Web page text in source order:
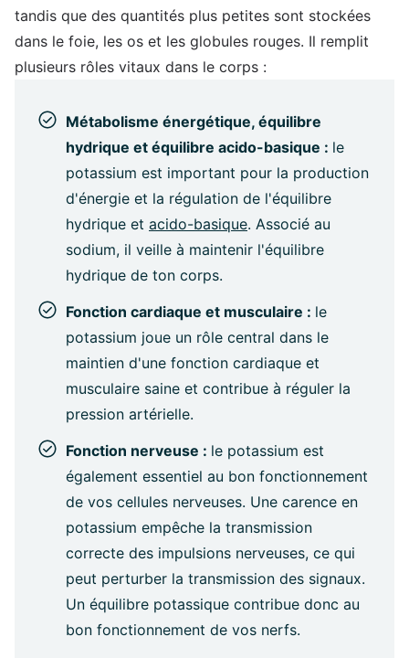
tandis que des quantités plus petites sont stockées
dans le foie, les os et les globules rouges. Il remplit
plusieurs rôles vitaux dans le corps :
Métabolisme énergétique, équilibre
hydrique et équilibre acido-basique : le
potassium est important pour la production
d'énergie et la régulation de l'équilibre
hydrique et acido-basique. Associé au
sodium, il veille à maintenir l'équilibre
hydrique de ton corps.
Fonction cardiaque et musculaire : le
potassium joue un rôle central dans le
maintien d'une fonction cardiaque et
musculaire saine et contribue à réguler la
pression artérielle.
Fonction nerveuse : le potassium est
également essentiel au bon fonctionnement
de vos cellules nerveuses. Une carence en
potassium empêche la transmission
correcte des impulsions nerveuses, ce qui
peut perturber la transmission des signaux.
Un équilibre potassique contribue donc au
bon fonctionnement de vos nerfs.